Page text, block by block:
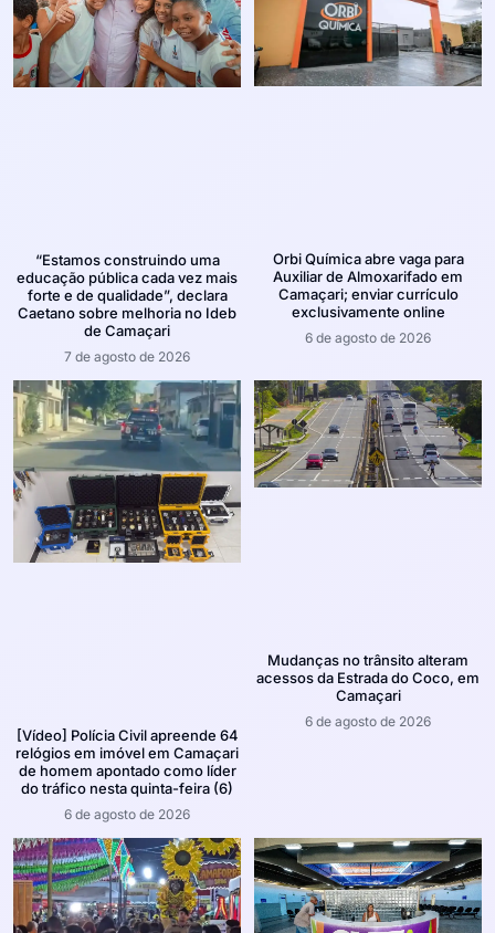
“Estamos construindo uma
educação pública cada vez mais
forte e de qualidade”, declara
Caetano sobre melhoria no Ideb
de Camaçari
7 de agosto de 2026
Orbi Química abre vaga para
Auxiliar de Almoxarifado em
Camaçari; enviar currículo
exclusivamente online
6 de agosto de 2026
[Vídeo] Polícia Civil apreende 64
relógios em imóvel em Camaçari
de homem apontado como líder
do tráfico nesta quinta-feira (6)
6 de agosto de 2026
Mudanças no trânsito alteram
acessos da Estrada do Coco, em
Camaçari
6 de agosto de 2026